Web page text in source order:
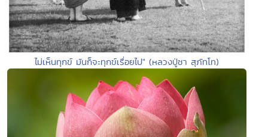
ไม่เห็นทุกข์ มันก็จะทุกข์เรื่อยไป" (หลวงปู่ชา สุภัทโท)